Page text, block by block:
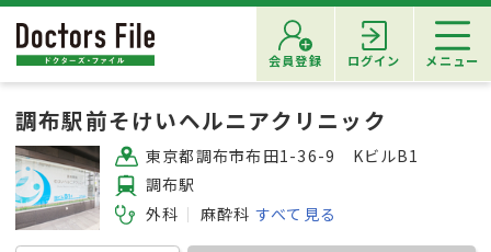
会員登録 ログイン メニュー
調布駅前そけいヘルニアクリニック
東京都調布市布田1-36-9 KビルB1
調布駅
外科
麻酔科 すべて見る